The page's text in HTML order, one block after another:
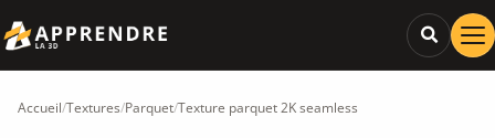
Accueil/Textures/Parquet/Texture parquet 2K seamless